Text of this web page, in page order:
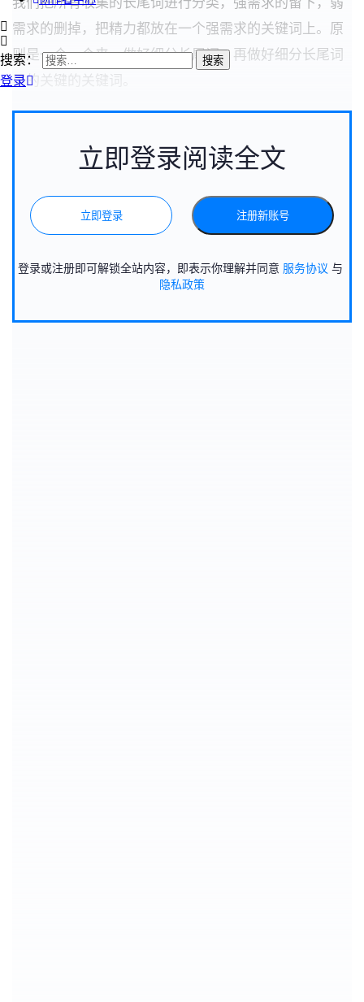
搜索：
登录
需求的删掉，把精力都放在一个强需求的关键词上。原
则是一个一个来，做好细分长尾词，再做好细分长尾词
里的关键的关键词。
立即登录阅读全文
立即登录 注册新账号
登录或注册即可解锁全站内容，即表示你理解并同意 服务协议 与
隐私政策